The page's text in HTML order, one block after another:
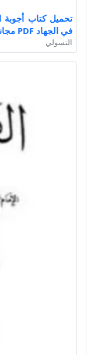
تحميل كتاب أجوبة
في الجهاد PDF مجانا
التسولي